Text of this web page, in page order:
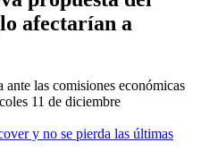
afectarían a
ante las comisiones económicas
11 de diciembre
y no se pierda las últimas